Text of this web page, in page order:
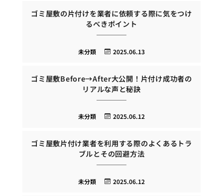
ゴミ屋敷の片付けを業者に依頼する際に気をつけ
るべきポイント
2025.06.13
未分類
ゴミ屋敷Before→After大公開！片付け成功者の
リアルな声と秘訣
2025.06.12
未分類
ゴミ屋敷片付け業者を利用する際のよくあるトラ
ブルとその回避方法
2025.06.12
未分類